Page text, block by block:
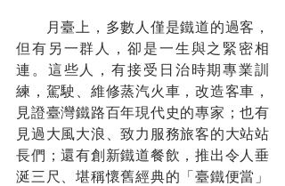
月臺上，多數人僅是鐵道的過客，
但有另一群人，卻是一生與之緊密相
連。這些人，有接受日治時期專業訓
練，駕駛、維修蒸汽火車，改造客車，
見證臺灣鐵路百年現代史的專家；也有
見過大風大浪、致力服務旅客的大站站
長們；還有創新鐵道餐飲，推出令人垂
涎三尺、堪稱懷舊經典的「臺鐵便當」